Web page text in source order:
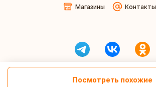
Посмотреть похожие
Магазины Контакты